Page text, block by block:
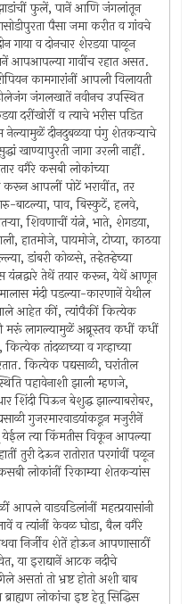
फुलें, पानें आणि जंगलांतून
पैसा जमा करीत व गांवचे
गाया व दोनचार शेरडया पाळून
आपआपल्या गावींच रहात असत.
कामगारांनीं आपली विलायती
जंगलखातें नवीनच उपस्थित
दरींखोरीं व त्याचे भरीस पडित
नेल्यामुळें दीनदुबळया पंगु शेतकर्‍याचे
खाण्यापुरती जागा उरली नाहीं.
वगैरे कसबी लोकांच्या
करून आपलीं पोटें भरावींत, तर
बाटल्या, पाव, बिस्कुटें, हलवे,
शिवणाचीं यंत्ने, भाते, शेगडया,
हातमोजे, पायमोजे, टोप्या, काठया
डांबरी कोळसे, तर्‍हेतर्‍हेच्या
यंत्नद्वारे तेथें तयार करून, येथें आणून
मंदी पडल्या-कारणानें येथील
आहेत कीं, त्यांपैकीं कित्येक
मरूं लागल्यामुळें अब्रूस्तव कधीं कधीं
तांदळाच्या व गव्हाच्या
कित्येक पद्यसाळी, घरांतील
पहावेनाशी झाली म्हणजे,
शिंदी पिऊन बेशुद्ध झाल्याबरोबर,
गुजरमारवाडयांकडून मजुरीनें
त्या किंमतीस विकून आपल्या
तुरी देऊन रातोरात परगांवीं पळून
लोकांनीं रिकाम्या शेतकर्‍यांस
आपले वाडवडिलांनीं महत्प्रयासांनी
व त्यांनीं केवळ घोडा, बैल वगैरे
निर्जीव शेतें होऊन आपणासाठीं
या इराद्यानें आटक नदीचे
तो भ्रष्ट होतो अशी बाब
लोकांचा इष्ट हेतू सिद्धिस